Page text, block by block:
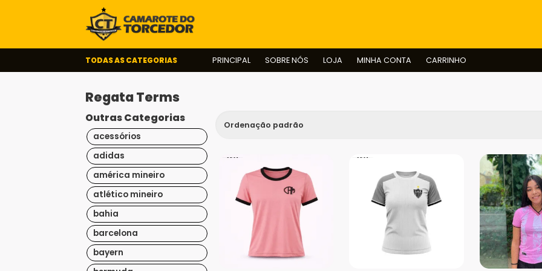
TODAS AS CATEGORIAS PRINCIPAL SOBRE NÓS LOJA MINHA CONTA CARRINHO
Regata Terms
Outras Categorias
acessórios
adidas
américa mineiro
atlético mineiro
bahia
barcelona
bayern